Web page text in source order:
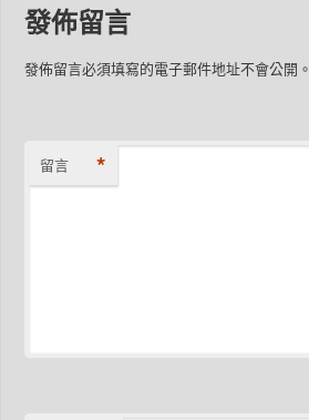
發佈留言
發佈留言必須填寫的電子郵件地址不會公開。
留言 *